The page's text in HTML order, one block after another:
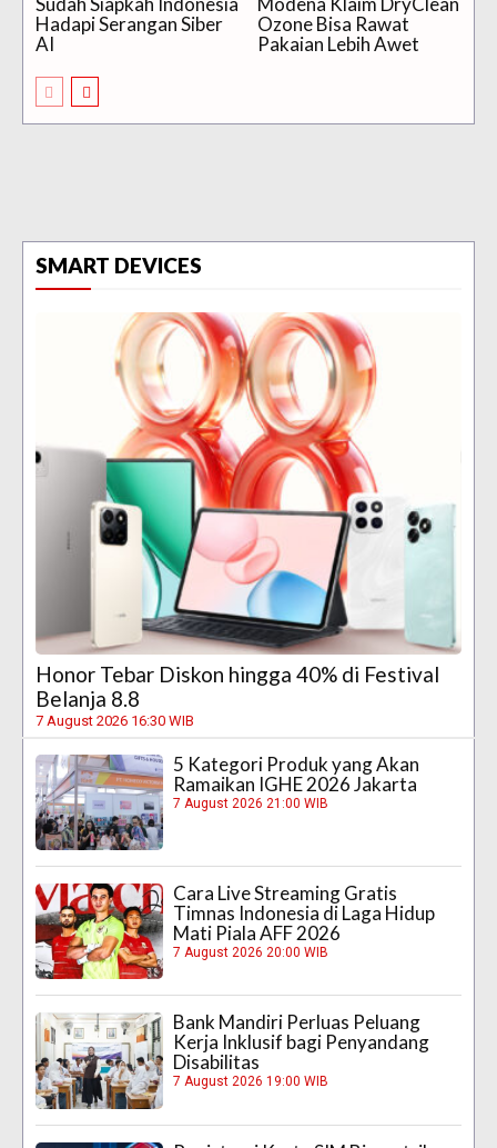
Hadapi Serangan Siber
AI
Ozone Bisa Rawat
Pakaian Lebih Awet
SMART DEVICES
Honor Tebar Diskon hingga 40% di Festival
Belanja 8.8
7 August 2026 16:30 WIB
5 Kategori Produk yang Akan
Ramaikan IGHE 2026 Jakarta
7 August 2026 21:00 WIB
Cara Live Streaming Gratis
Timnas Indonesia di Laga Hidup
Mati Piala AFF 2026
7 August 2026 20:00 WIB
Bank Mandiri Perluas Peluang
Kerja Inklusif bagi Penyandang
Disabilitas
7 August 2026 19:00 WIB